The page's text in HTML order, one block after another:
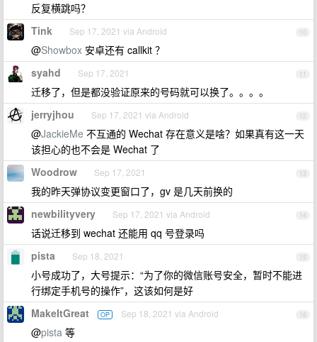
反复横跳吗？
10
Tink Sep 17, 2021 via Android
@Showbox 安卓还有 callkit ？
11
syahd Sep 17, 2021
迁移了，但是都没验证原来的号码就可以换了。。。。
12
jerryjhou Sep 17, 2021 via Android
@JackieMe 不互通的 Wechat 存在意义是啥？如果真有这一天
该担心的也不会是 Wechat 了
13
Woodrow Sep 17, 2021
我的昨天弹协议变更窗口了，gv 是几天前换的
14
newbilityvery Sep 17, 2021 via Android
话说迁移到 wechat 还能用 qq 号登录吗
15
pista Sep 18, 2021
小号成功了，大号提示：“为了你的微信账号安全，暂时不能进
行绑定手机号的操作”，这该如何是好
16
MakeItGreat OP Sep 18, 2021 via Android
@pista 等